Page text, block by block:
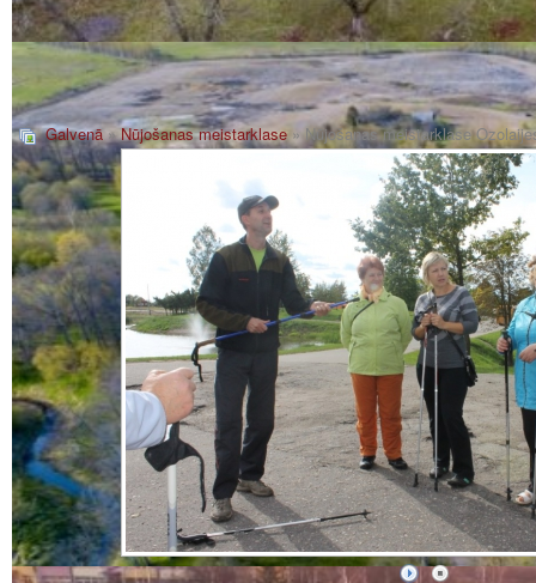
Galvenā»Nūjošanas meistarklase » Nūjošanas meistarklase